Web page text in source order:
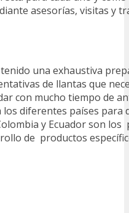
asesorías, visitas y
una exhaustiva
de llantas que
con mucho tiempo de
los diferentes países
y Ecuador son los
de productos